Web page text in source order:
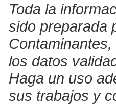
Toda la
sido preparada
los datos
Haga un uso
sus trabajos y